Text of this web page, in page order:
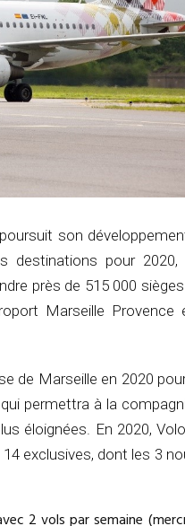
son
destinations pour 2020,
près de 515 000
Marseille Provence
de Marseille en 2020
permettra à la
éloignées. En 2020,
exclusives, dont les 3
2 vols par semaine